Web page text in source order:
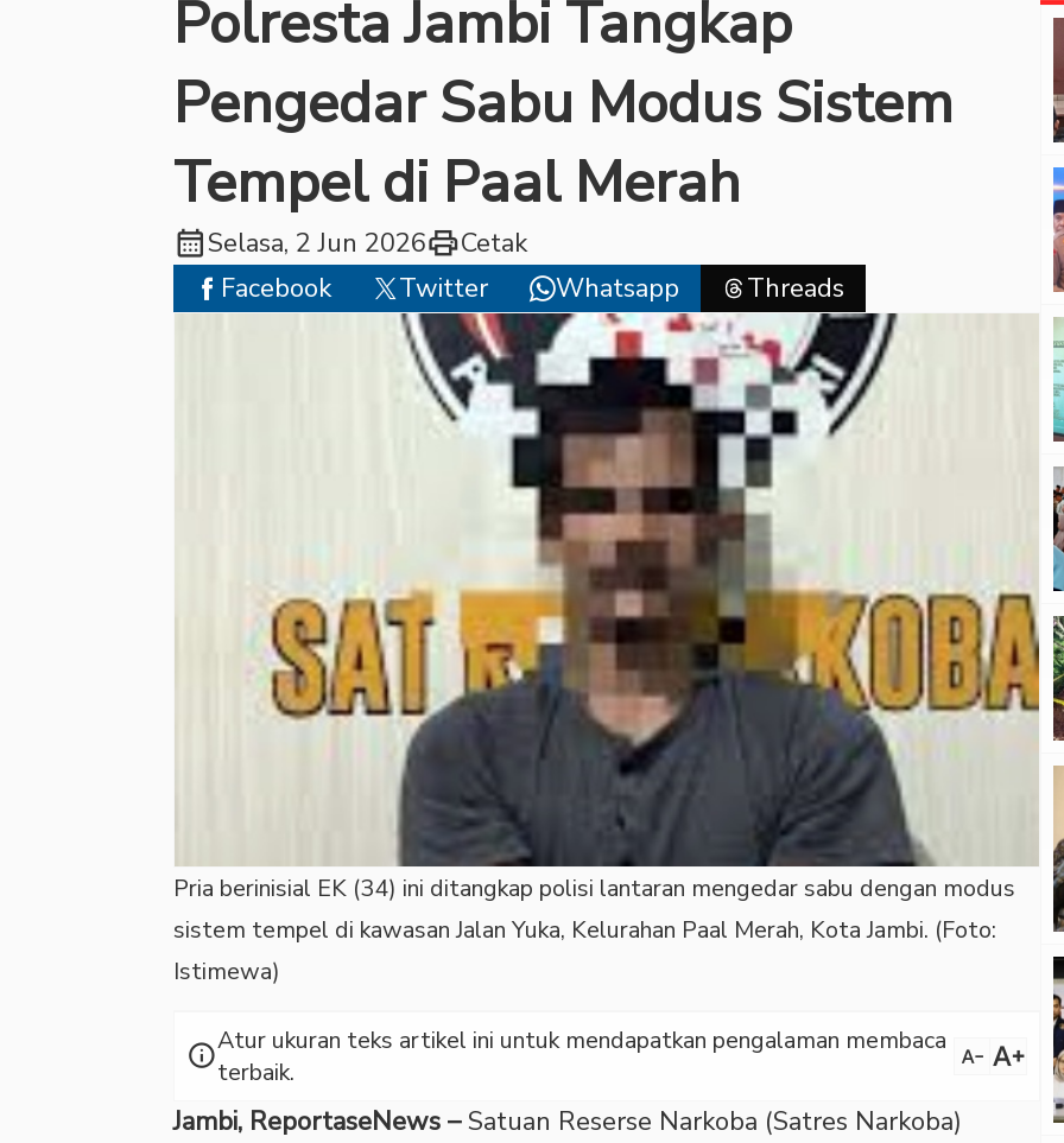
Polresta Jambi Tangkap
Pengedar Sabu Modus Sistem
Tempel di Paal Merah
calendar_monthSelasa, 2 Jun 2026printCetak
Facebook
Twitter Whatsapp Threads
Pria berinisial EK (34) ini ditangkap polisi lantaran mengedar sabu dengan modus
sistem tempel di kawasan Jalan Yuka, Kelurahan Paal Merah, Kota Jambi. (Foto:
Istimewa)
infoAtur ukuran teks artikel ini untuk mendapatkan pengalaman membaca
terbaik.
text_decrease text_increase
Jambi, ReportaseNews –Satuan Reserse Narkoba (Satres Narkoba)